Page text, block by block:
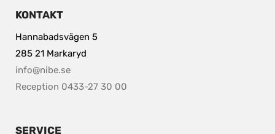
KONTAKT
Hannabadsvägen 5
285 21 Markaryd
info@nibe.se
Reception 0433-27 30 00
SERVICE